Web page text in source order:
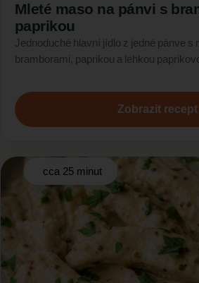
Mleté maso na pánvi s
paprikou
Jednoduché hlavní jídlo z jedné pánve s
bramborami, paprikou a lehkou
Zobrazit recept
cca 25 minut